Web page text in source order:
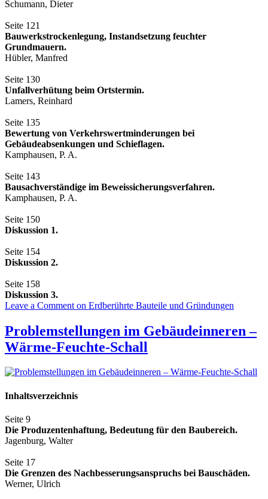
Schumann, Dieter
Seite 121
Bauwerkstrockenlegung, Instandsetzung feuchter
Grundmauern.
Hübler, Manfred
Seite 130
Unfallverhütung beim Ortstermin.
Lamers, Reinhard
Seite 135
Bewertung von Verkehrswertminderungen bei
Gebäudeabsenkungen und Schieflagen.
Kamphausen, P. A.
Seite 143
Bausachverständige im Beweissicherungsverfahren.
Kamphausen, P. A.
Seite 150
Diskussion 1.
Seite 154
Diskussion 2.
Seite 158
Diskussion 3.
Leave a Comment on Erdberührte Bauteile und Gründungen
Problemstellungen im Gebäudeinneren –
Wärme-Feuchte-Schall
Inhaltsverzeichnis
Seite 9
Die Produzentenhaftung, Bedeutung für den Baubereich.
Jagenburg, Walter
Seite 17
Die Grenzen des Nachbesserungsanspruchs bei Bauschäden.
Werner, Ulrich